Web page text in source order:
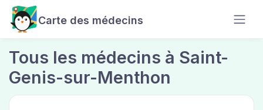
Carte des médecins
Tous les médecins à Saint-
Genis-sur-Menthon